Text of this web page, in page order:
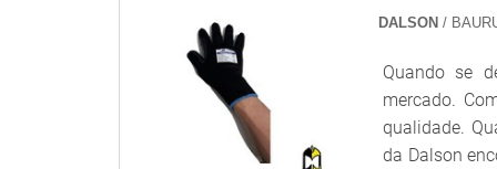
Tecnologia
na essência
ótima
a razão pela
DALSON /
Quando se
mercado.
qualidade.
da Dalson